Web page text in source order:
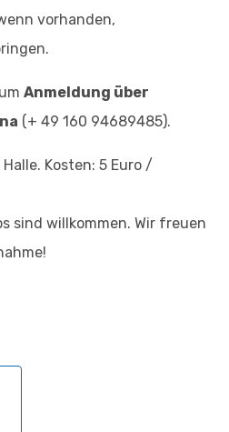
vorhanden,
Anmeldung über
(+ 49 160 94689485).
Kosten: 5 Euro /
sind willkommen. Wir freuen